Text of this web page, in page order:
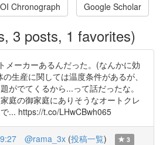
Chronograph Google Scholar
3 posts, 1 favorites)
メーカーあるんだった。(なんかに効
生産に関しては温度条件があるが、
がでてくるから...って話だったな。
庭の御家庭にありそうなオートクレ
... https://t.co/LHwCBwh065
@rama_3x (投稿一覧) 3